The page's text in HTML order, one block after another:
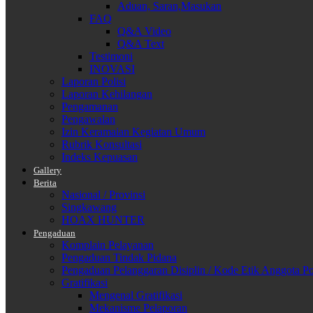
Aduan, Saran,Masukan
FAQ
Q&A Video
Q&A Text
Testimoni
INOVASI
Laporan Polisi
Laporan Kehilangan
Pengamanan
Pengawalan
Izin Keramaian Kegiatan Umum
Rubrik Konsultasi
Indeks Kepuasan
Gallery
Berita
Nasional / Provinsi
Singkawang
HOAX HUNTER
Pengaduan
Komplain Pelayanan
Pengaduan Tindak Pidana
Pengaduan Pelanggaran Disiplin / Kode Etik Anggota
Gratifikasi
Mengenal Gratifikasi
Mekanisme Pelaporan